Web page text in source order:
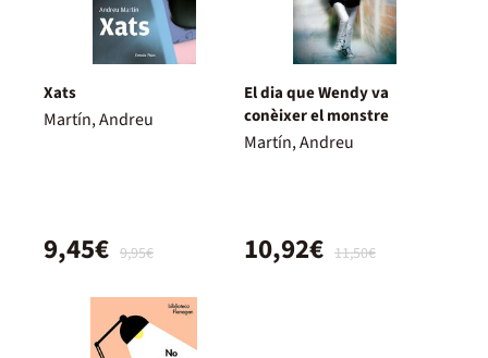
Xats
Martín, Andreu
9,95€
9,45€
El dia que Wendy va
conèixer el monstre
Martín, Andreu
11,50€
10,92€